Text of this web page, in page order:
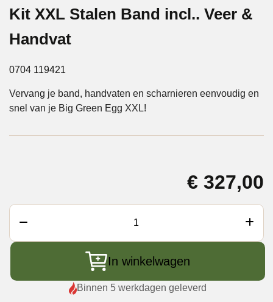
Kit XXL Stalen Band incl.. Veer &
Handvat
0704 119421
Vervang je band, handvaten en scharnieren eenvoudig en
snel van je Big Green Egg XXL!
€ 327,00
Green
In winkelwagen
Binnen 5 werkdagen geleverd